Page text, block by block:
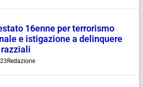
16enne per terrorismo
e istigazione a delinquere
Redazione